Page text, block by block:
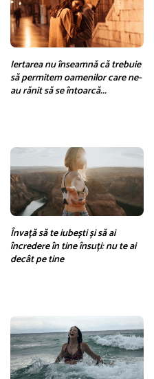
Iertarea nu înseamnă că trebuie
să permitem oamenilor care ne-
au rănit să se întoarcă...
Învață să te iubești și să ai
încredere în tine însuți: nu te ai
decât pe tine